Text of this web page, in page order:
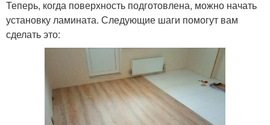
Теперь, когда поверхность подготовлена, можно начать
установку ламината. Следующие шаги помогут вам
сделать это: